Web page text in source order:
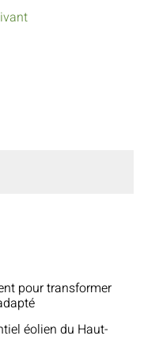
pour transformer
éolien du Haut-